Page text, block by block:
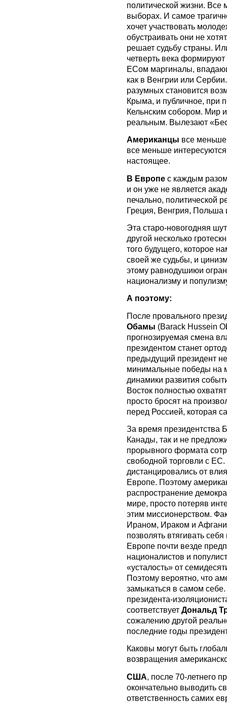
политической жизни.
выборах. И самое
хочет участвовать
обустраивать они не
решает судьбу страны.
четверть века
ЕСом маргиналы,
как в Венгрии или
разумных становится
Крыма, и публичное, при
Кельнским собором. Мир
реальным. Вылезают
Американцы все
все меньше
настоящее.
В Европе с каждым
и он уже не является
печально, политической
Греция, Венгрия, Польша
Эта старо-новогодняя
другой несколько
того будущего, которое
своей же судьбы, и
этому равнодушиюи
национализму и
А поэтому:
После провального
Обамы (Barack Hussein
прогнозируемая смена
президентом станет
предыдущий президент
минимальные победы на
динамики развития
Восток полностью
просто бросят на
перед Россией, которая
За время
Канады, так и не
прорывного формата
свободной торговли с
дистанцировались от
Европе. Поэтому
распространение
мире, просто потеряв
этим миссионерством.
Ираном, Ираком и
позволять втягивать
Европе почти везде
националистов и
«усталость» от
Поэтому вероятно, что
замыкаться в самом
президента-
соответствует Дональд
сожалению другой
последние годы
Каковы могут быть
возвращения
США, после 70-летнего
окончательно выводить
ответственность самих